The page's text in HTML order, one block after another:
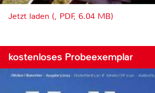
Jetzt laden (, PDF, 6.04 MB)
kostenloses Probeexemplar